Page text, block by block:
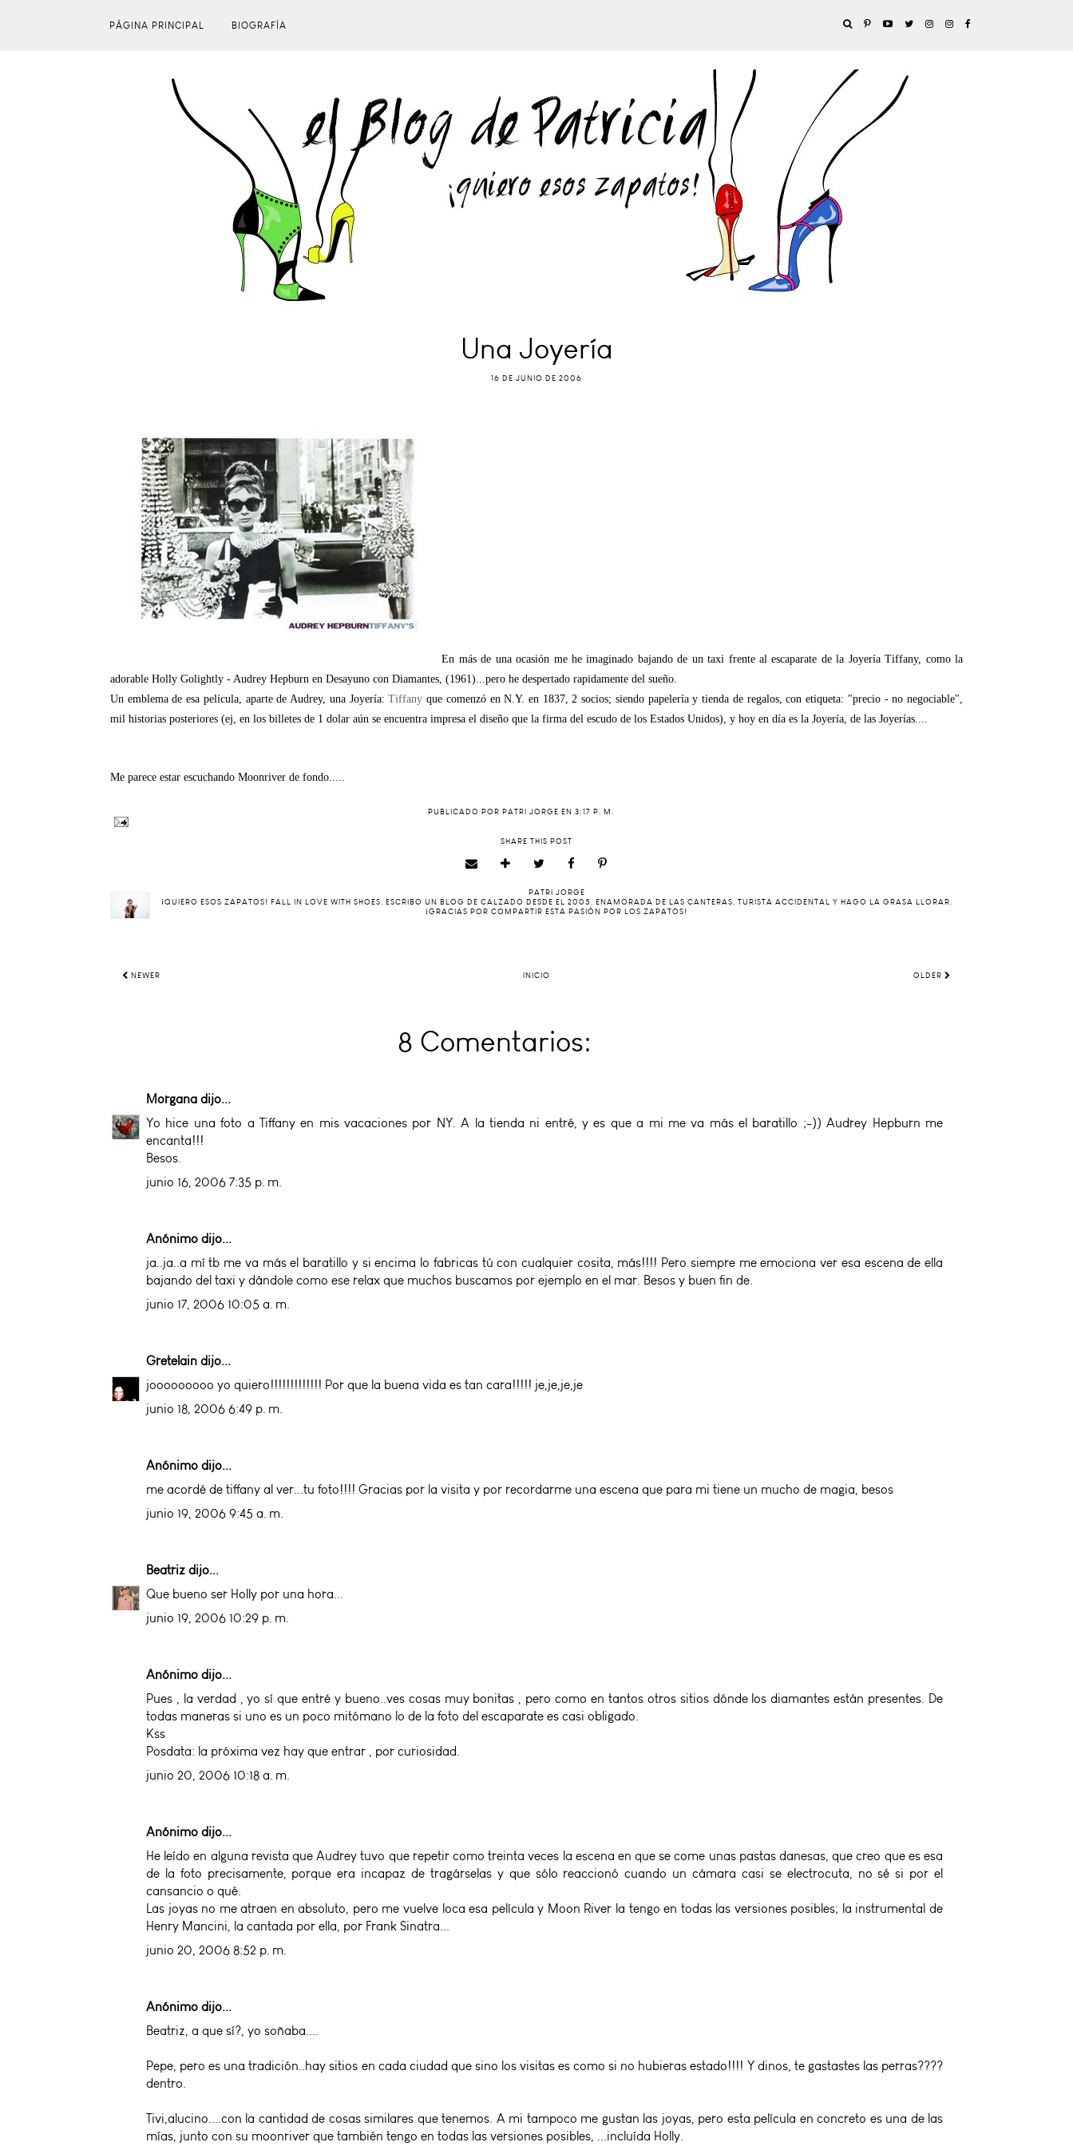
PÁGINA PRINCIPAL BIOGRAFÍA
Una Joyería
16 DE JUNIO DE 2006
En más de una ocasión me he imaginado bajando de un taxi frente al escaparate de la Joyería Tiffany, como la
adorable Holly Golightly - Audrey Hepburn en Desayuno con Diamantes, (1961)...pero he despertado rapidamente del sueño.
Un emblema de esa película, aparte de Audrey, una Joyería:Tiffany que comenzó en N.Y. en 1837, 2 socios; siendo papelería y tienda de regalos, con etiqueta: "precio - no negociable",
mil historias posteriores (ej, en los billetes de 1 dolar aún se encuentra impresa el diseño que la firma del escudo de los Estados Unidos), y hoy en día es la Joyería, de las Joyerías....
Me parece estar escuchando Moonriver de fondo.....
PUBLICADO POR PATRI JORGE EN 3:17 P. M.
SHARE THIS POST
PATRI JORGE
¡QUIERO ESOS ZAPATOS! FALL IN LOVE WITH SHOES. ESCRIBO UN BLOG DE CALZADO DESDE EL 2005. ENAMORADA DE LAS CANTERAS, TURISTA ACCIDENTAL Y HAGO LA GRASA LLORAR.
¡GRACIAS POR COMPARTIR ESTA PASIÓN POR LOS ZAPATOS!
NEWER INICIO OLDER
8 Comentarios:
Morgana dijo...
Yo hice una foto a Tiffany en mis vacaciones por NY. A la tienda ni entré, y es que a mi me va más el baratillo ;-)) Audrey Hepburn me
encanta!!!
Besos.
junio 16, 2006 7:35 p. m.
Anónimo dijo...
ja..ja..a mí tb me va más el baratillo y si encima lo fabricas tú con cualquier cosita, más!!!! Pero siempre me emociona ver esa escena de ella
bajando del taxi y dándole como ese relax que muchos buscamos por ejemplo en el mar. Besos y buen fin de.
junio 17, 2006 10:05 a. m.
Gretelain dijo...
jooooooooo yo quiero!!!!!!!!!!!!! Por que la buena vida es tan cara!!!!! je,je,je,je
junio 18, 2006 6:49 p. m.
Anónimo dijo...
me acordé de tiffany al ver...tu foto!!!! Gracias por la visita y por recordarme una escena que para mi tiene un mucho de magia, besos
junio 19, 2006 9:45 a. m.
Beatriz dijo...
Que bueno ser Holly por una hora...
junio 19, 2006 10:29 p. m.
Anónimo dijo...
Pues , la verdad , yo sí que entré y bueno..ves cosas muy bonitas , pero como en tantos otros sitios dónde los diamantes están presentes. De
todas maneras si uno es un poco mitómano lo de la foto del escaparate es casi obligado.
Kss
Posdata: la próxima vez hay que entrar , por curiosidad.
junio 20, 2006 10:18 a. m.
Anónimo dijo...
He leído en alguna revista que Audrey tuvo que repetir como treinta veces la escena en que se come unas pastas danesas, que creo que es esa
de la foto precisamente, porque era incapaz de tragárselas y que sólo reaccionó cuando un cámara casi se electrocuta, no sé si por el
cansancio o qué.
Las joyas no me atraen en absoluto, pero me vuelve loca esa película y Moon River la tengo en todas las versiones posibles; la instrumental de
Henry Mancini, la cantada por ella, por Frank Sinatra...
junio 20, 2006 8:52 p. m.
Anónimo dijo...
Beatriz, a que sí?, yo soñaba....
Pepe, pero es una tradición..hay sitios en cada ciudad que sino los visitas es como si no hubieras estado!!!! Y dinos, te gastastes las perras????
dentro.
Tivi,alucino....con la cantidad de cosas similares que tenemos. A mi tampoco me gustan las joyas, pero esta película en concreto es una de las
mías, junto con su moonriver que también tengo en todas las versiones posibles, ...incluída Holly.